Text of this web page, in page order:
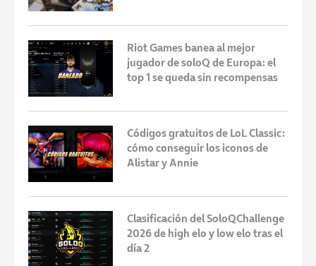
Riot Games banea al mejor
jugador de soloQ de Europa: el
top 1 se queda sin recompensas
Códigos gratuitos de LoL Classic:
cómo conseguir los iconos de
Alistar y Annie
Clasificación del SoloQChallenge
2026 de high elo y low elo tras el
día 2